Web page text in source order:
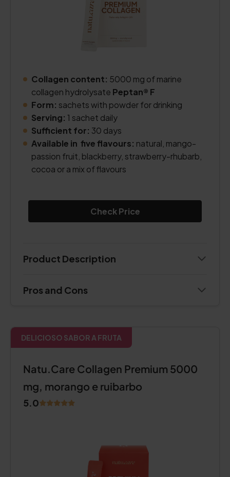
Collagen content: 5000 mg of marine
collagen hydrolysate Peptan® F
Form: sachets with powder for drinking
Serving: 1 sachet daily
Sufficient for: 30 days
Available in five flavours: natural, mango-
passion fruit, blackberry, strawberry-rhubarb,
cocoa or a mix of flavours
Check Price
Product Description
Pros and Cons
DELICIOSO SABOR A FRUTA
Natu.Care Collagen Premium 5000
mg, morango e ruibarbo
5.0